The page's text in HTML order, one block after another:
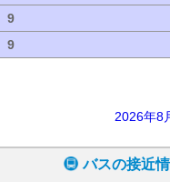
9
9
2026年8
バスの接近